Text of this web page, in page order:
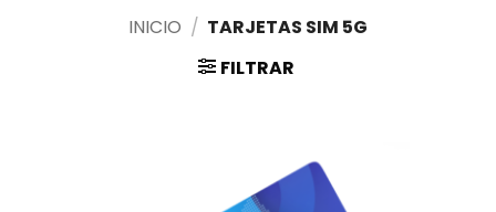
INICIO / TARJETAS SIM 5G
FILTRAR